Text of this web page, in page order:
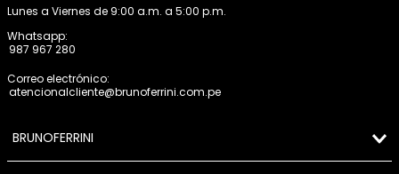
Lunes a Viernes de 9:00 a.m. a 5:00 p.m.
Whatsapp:
987 967 280
Correo electrónico:
atencionalcliente@brunoferrini.com.pe
BRUNOFERRINI